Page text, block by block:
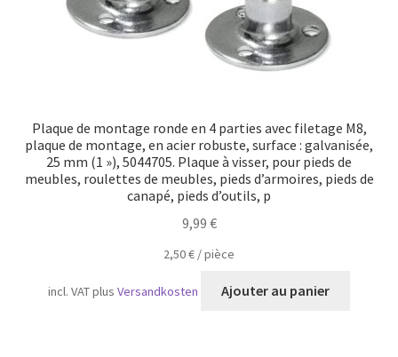
Plaque de montage ronde en 4 parties avec filetage M8,
plaque de montage, en acier robuste, surface : galvanisée,
25 mm (1 »), 5044705. Plaque à visser, pour pieds de
meubles, roulettes de meubles, pieds d’armoires, pieds de
canapé, pieds d’outils, p
9,99 €
2,50€ /pièce
incl. VATplusVersandkosten Ajouter au panier